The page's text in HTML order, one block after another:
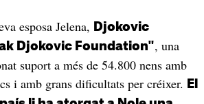
esposa Jelena, Djokovic
Djokovic Foundation", una
suport a més de 54.800 nens amb
i amb grans dificultats per créixer.
El